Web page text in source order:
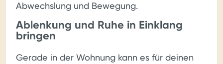
Abwechslung und Bewegung.
Ablenkung und Ruhe in Einklang
bringen
Gerade in der Wohnung kann es für deinen